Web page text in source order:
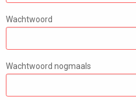
Wachtwoord
Wachtwoord nogmaals